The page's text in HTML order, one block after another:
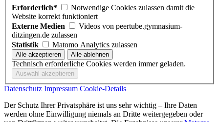
Erforderlich*
Notwendige Cookies zulassen damit die
Website korrekt funktioniert
Externe Medien
Videos von peertube.gymnasium-
ditzingen.de zulassen
Statistik
Matomo Analytics zulassen
Technisch erforderliche Cookies werden immer geladen.
Datenschutz Impressum Cookie-Details
Der Schutz Ihrer Privatsphäre ist uns sehr wichtig – Ihre Daten
werden ohne Einwilligung niemals an Dritte weitergegeben oder